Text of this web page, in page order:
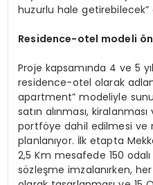
huzurlu hale getirebilecek”
Residence-otel modeli
Proje kapsamında 4 ve 5
residence-otel olarak
apartment” modeliyle
satın alınması,
portföye dahil edilmesi ve
planlanıyor. İlk etapta
2,5 Km mesafede 150
sözleşme imzalanırken,